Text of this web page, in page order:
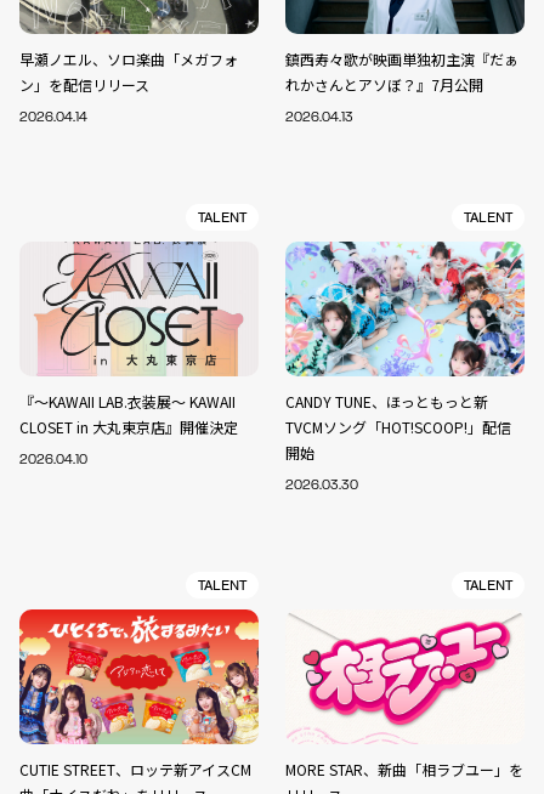
早瀬ノエル、ソロ楽曲「メガフォ
ン」を配信リリース
2026.04.14
鎮西寿々歌が映画単独初主演『だぁ
れかさんとアソぼ？』7月公開
2026.04.13
TALENT
『～KAWAII LAB.衣装展～ KAWAII
CLOSET in 大丸東京店』開催決定
2026.04.10
TALENT
CANDY TUNE、ほっともっと新
TVCMソング「HOT!SCOOP!」配信
開始
2026.03.30
TALENT
CUTIE STREET、ロッテ新アイスCM
TALENT
MORE STAR、新曲「相ラブユー」を